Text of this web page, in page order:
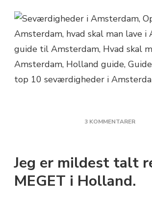
3 KOMMENTARERTIL
Jeg er mildest talt
MEGET i Holland.